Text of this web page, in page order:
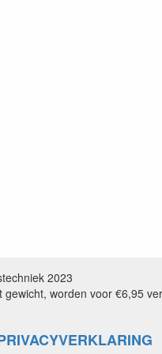
2023
worden voor €6,95